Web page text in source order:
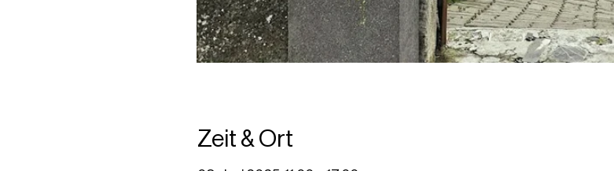
Zeit & Ort